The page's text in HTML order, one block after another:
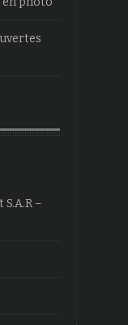
–